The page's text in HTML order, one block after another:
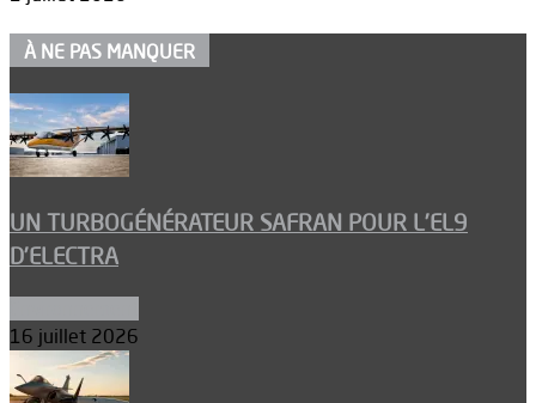
À NE PAS MANQUER
UN TURBOGÉNÉRATEUR SAFRAN POUR L’EL9
D’ELECTRA
16 juillet 2026